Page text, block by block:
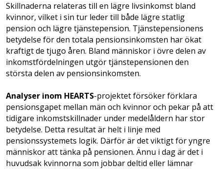
Skillnaderna relateras till en lägre livsinkomst bland
kvinnor, vilket i sin tur leder till både lägre statlig
pension och lägre tjänstepension. Tjänstepensionens
betydelse för den totala pensionsinkomsten har ökat
kraftigt de tjugo åren. Bland människor i övre delen av
inkomstfördelningen utgör tjänstepensionen den
största delen av pensionsinkomsten.
Analyser inom HEARTS-projektet försöker förklara
pensionsgapet mellan män och kvinnor och pekar på att
tidigare inkomstskillnader under medelåldern har stor
betydelse. Detta resultat är helt i linje med
pensionssystemets logik. Därför är det viktigt för yngre
människor att tänka på pensionen. Ännu i dag är det i
huvudsak kvinnorna som jobbar deltid eller lämnar